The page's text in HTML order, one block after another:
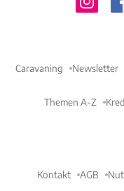
Caravaning Newsletter
Themen A-Z
Kontakt AGB